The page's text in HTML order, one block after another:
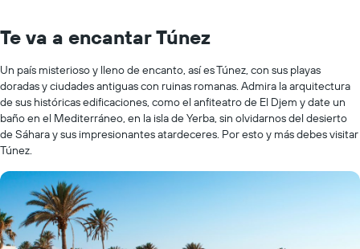
Te va a encantar Túnez
Un país misterioso y lleno de encanto, así es Túnez, con sus playas
doradas y ciudades antiguas con ruinas romanas. Admira la arquitectura
de sus históricas edificaciones, como el anfiteatro de El Djem y date un
baño en el Mediterráneo, en la isla de Yerba, sin olvidarnos del desierto
de Sáhara y sus impresionantes atardeceres. Por esto y más debes visitar
Túnez.